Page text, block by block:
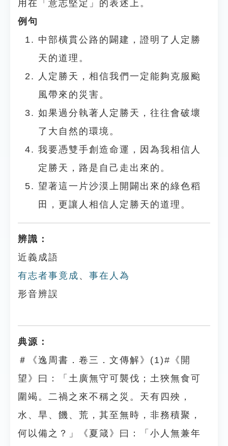
用在「意志堅定」的表述上。
例句
中部橫貫公路的闢建，證明了人定勝
天的道理。
人定勝天，相信我們一定能夠克服颱
風帶來的災害。
如果過分執著人定勝天，往往會破壞
了大自然的環境。
我要憑雙手創造命運，因為我相信人
定勝天，路是自己走出來的。
望著這一片沙漠上開闢出來的綠色稻
田，更讓人相信人定勝天的道理。
辨識：
近義成語
有志者事竟成 、 事在人為
形音辨誤
典源：
＃《逸周書．卷三．文傳解》(1)#《開
望》曰：「土廣無守可襲伐；土狹無食可
圍竭。二禍之來不稱之災。天有四殃，
水、旱、饑、荒，其至無時，非務積聚，
何以備之？」《夏箴》曰：「小人無兼年